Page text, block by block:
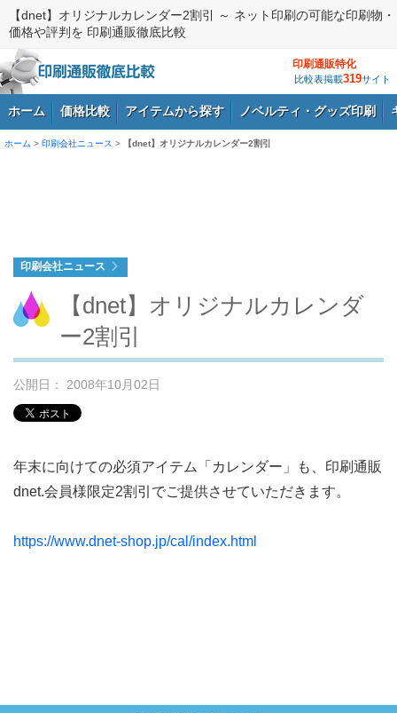
【dnet】オリジナルカレンダー2割引 ～ ネット印刷の可能な印刷物・
価格や評判を 印刷通販徹底比較
印刷通販特化
比較表掲載319サイト
ホーム 価格比較 アイテムから探す ノベルティ・グッズ印刷
ホーム > 印刷会社ニュース > 【dnet】オリジナルカレンダー2割引
印刷会社ニュース
【dnet】オリジナルカレンダ
ー2割引
公開日： 2008年10月02日
年末に向けての必須アイテム「カレンダー」も、印刷通販
dnet.会員様限定2割引でご提供させていただきます。
https://www.dnet-shop.jp/cal/index.html